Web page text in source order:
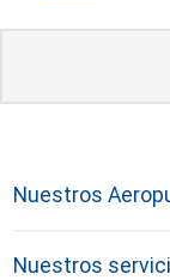
Nuestros
Nuestros